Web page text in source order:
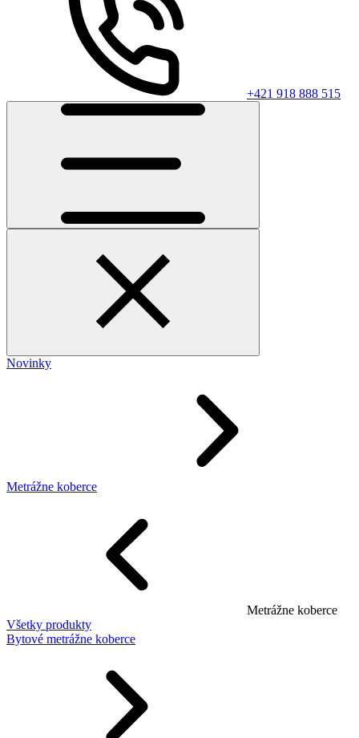
+421 918 888 515
Novinky
Metrážne koberce
Metrážne koberce
Všetky produkty
Bytové metrážne koberce